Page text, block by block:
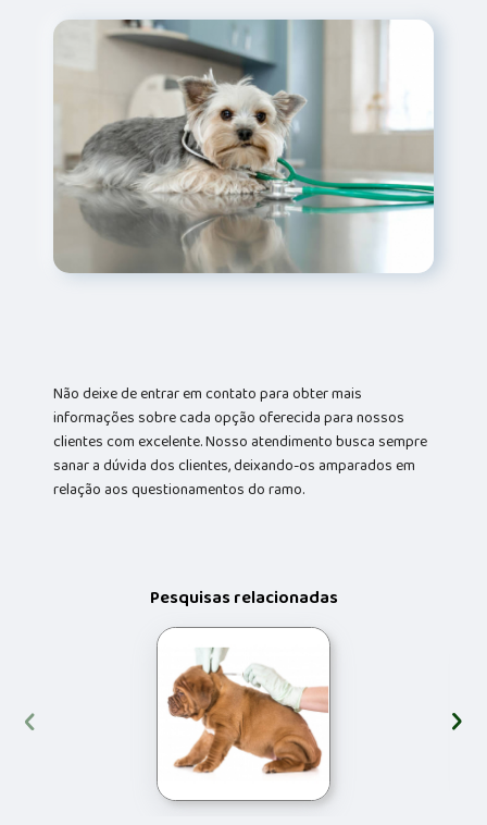
Não deixe de entrar em contato para obter mais
informações sobre cada opção oferecida para nossos
clientes com excelente. Nosso atendimento busca sempre
sanar a dúvida dos clientes, deixando-os amparados em
relação aos questionamentos do ramo.
Pesquisas relacionadas
‹ ›